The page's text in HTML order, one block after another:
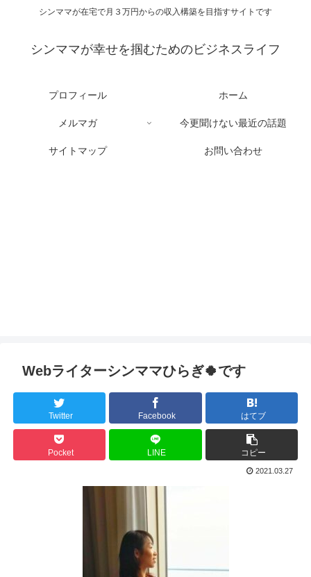
シンママが在宅で月３万円からの収入構築を目指すサイトです
シンママが幸せを掴むためのビジネスライフ
プロフィール ホーム
メルマガ 今更聞けない最近の話題
サイトマップ お問い合わせ
Webライターシンママひらぎ🍀です
Twitter Facebook はてブ
Pocket LINE コピー
2021.03.27